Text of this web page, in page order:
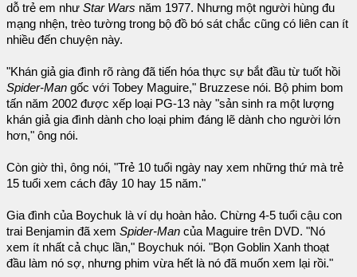
dỗ trẻ em như Star Wars năm 1977. Nhưng một người hùng đu
mạng nhện, trèo tường trong bộ đồ bó sát chắc cũng có liên can ít
nhiều đến chuyện này.
"Khán giả gia đình rõ ràng đã tiến hóa thực sự bắt đầu từ tuốt hồi
Spider-Man gốc với Tobey Maguire," Bruzzese nói. Bộ phim bom
tấn năm 2002 được xếp loại PG-13 này "sản sinh ra một lượng
khán giả gia đình dành cho loại phim đáng lẽ dành cho người lớn
hơn," ông nói.
Còn giờ thì, ông nói, "Trẻ 10 tuổi ngày nay xem những thứ mà trẻ
15 tuổi xem cách đây 10 hay 15 năm."
Gia đình của Boychuk là ví dụ hoàn hảo. Chừng 4-5 tuổi cậu con
trai Benjamin đã xem Spider-Man của Maguire trên DVD. "Nó
xem ít nhất cả chục lần," Boychuk nói. "Bọn Goblin Xanh thoạt
đầu làm nó sợ, nhưng phim vừa hết là nó đã muốn xem lại rồi."